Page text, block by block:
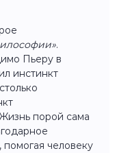
.
Пьеру в
инстинкт
порой сама
человеку